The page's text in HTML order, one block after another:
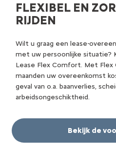
FLEXIBEL EN
RIJDEN
Wilt u graag een lease-
met uw persoonlijke situatie?
Lease Flex Comfort. Met Flex
maanden uw overeenkomst
geval van o.a. baanverlies,
arbeidsongeschiktheid.
Bekijk de